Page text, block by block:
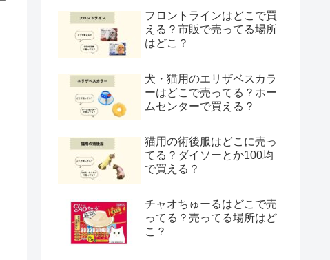
フロントラインはどこで買
える？市販で売ってる場所
はどこ？
犬・猫用のエリザベスカラ
ーはどこで売ってる？ホー
ムセンターで買える？
猫用の術後服はどこに売っ
てる？ダイソーとか100均
で買える？
チャオちゅーるはどこで売
ってる？売ってる場所はど
こ？